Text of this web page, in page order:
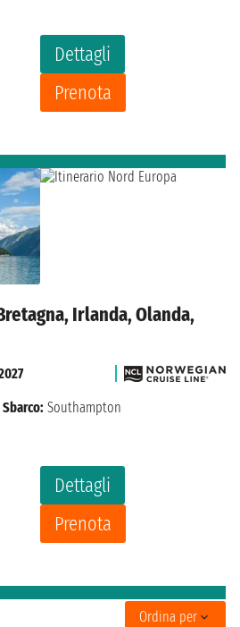
Dettagli
Prenota
Irlanda, Olanda,
Dettagli
Prenota
Sbarco: Southampton
Ordina per